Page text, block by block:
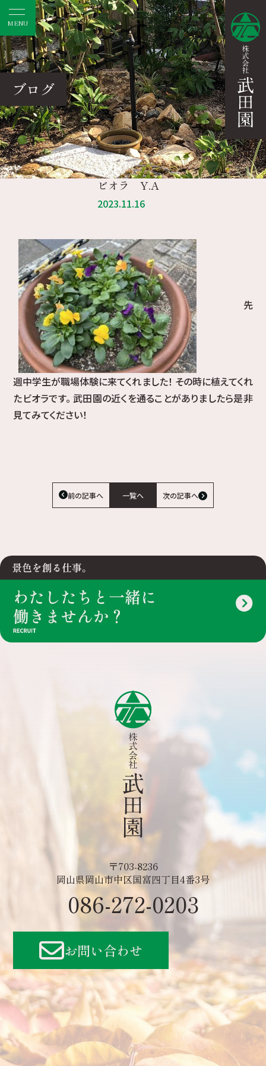
MENU
ブログ
ビオラ Y.A
2023.11.16
先
週中学生が職場体験に来てくれました！ その時に植えてくれ
たビオラです。 武田園の近くを通ることがありましたら是非
見てみてください！
前の記事へ 一覧へ 次の記事へ
〒703-8236
岡山県岡山市中区国富四丁目4番3号
086-272-0203
お問い合わせ